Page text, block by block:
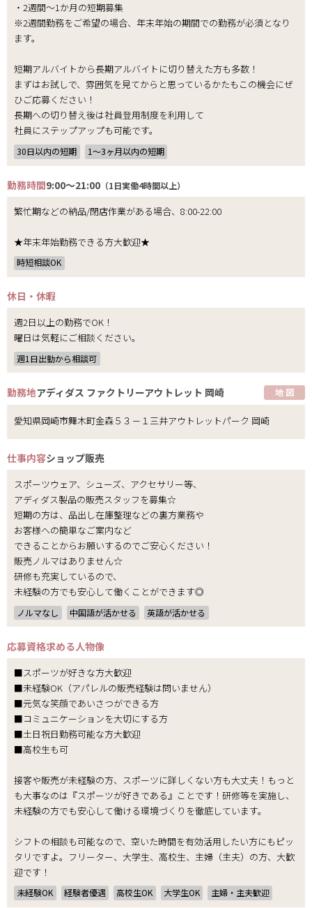
・2週間～1か月の短期募集
※2週間勤務をご希望の場合、年末年始の期間での勤務が必須となり
ます。
短期アルバイトから長期アルバイトに切り替えた方も多数！
まずはお試しで、雰囲気を見てからと思っているかたもこの機会にぜ
ひご応募ください！
長期への切り替え後は社員登用制度を利用して
社員にステップアップも可能です。
30日以内の短期 1〜3ヶ月以内の短期
勤務時間9:00～21:00 （1日実働4時間以上）
繁忙期などの納品/閉店作業がある場合、8:00-22:00
★年末年始勤務できる方大歓迎★
時短相談OK
休日・休暇
週2日以上の勤務でOK！
曜日は気軽にご相談ください。
週1日出勤から相談可
勤務地アディダス ファクトリーアウトレット 岡崎 地 図
愛知県岡崎市舞木町金森５３－１三井アウトレットパーク 岡崎
仕事内容ショップ販売
スポーツウェア、シューズ、アクセサリー等、
アディダス製品の販売スタッフを募集☆
短期の方は、品出し在庫整理などの裏方業務や
お客様への簡単なご案内など
できることからお願いするのでご安心ください！
販売ノルマはありません☆
研修も充実しているので、
未経験の方でも安心して働くことができます◎
ノルマなし 中国語が活かせる 英語が活かせる
応募資格求める人物像
■スポーツが好きな方大歓迎
■未経験OK（アパレルの販売経験は問いません）
■元気な笑顔であいさつができる方
■コミュニケーションを大切にする方
■土日祝日勤務可能な方大歓迎
■高校生も可
接客や販売が未経験の方、スポーツに詳しくない方も大丈夫！もっと
も大事なのは『スポーツが好きである』ことです！研修等を実施し、
未経験の方でも安心して働ける環境づくりを徹底しています。
シフトの相談も可能なので、空いた時間を有効活用したい方にもピッ
タリですよ。フリーター、大学生、高校生、主婦（主夫）の方、大歓
迎です！
未経験OK 経験者優遇 高校生OK 大学生OK 主婦・主夫歓迎